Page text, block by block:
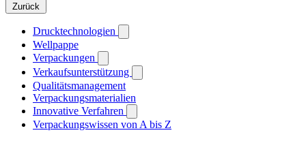
Zurück
Drucktechnologien
Wellpappe
Verpackungen
Verkaufsunterstützung
Qualitätsmanagement
Verpackungsmaterialien
Innovative Verfahren
Verpackungswissen von A bis Z